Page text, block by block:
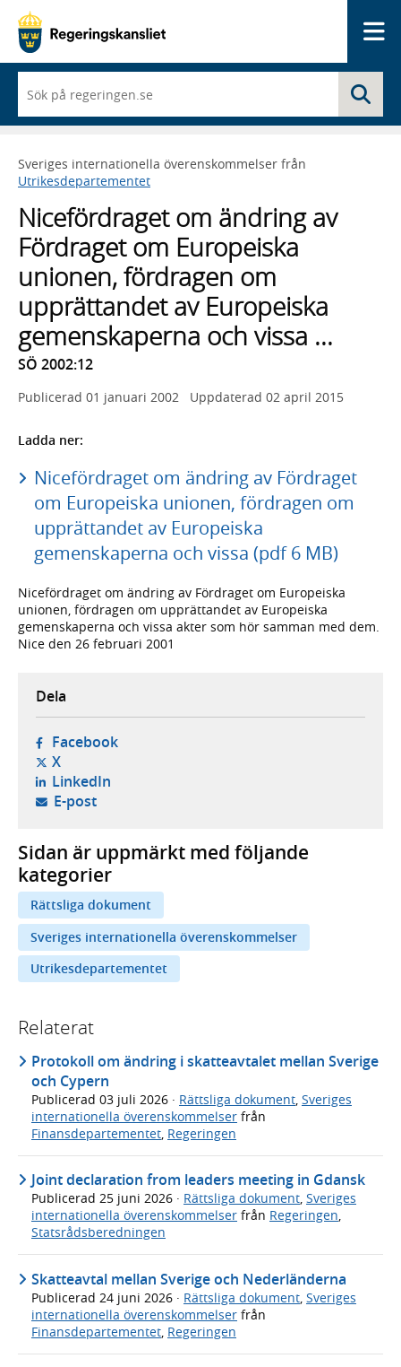
du
börjar
skriva
framträder
en
med
sökförslag
Sveriges internationella överenskommelser från
Utrikesdepartementet
Nicefördraget om ändring av
Fördraget om Europeiska
unionen, fördragen om
upprättandet av Europeiska
gemenskaperna och vissa ...
SÖ 2002:12
Publicerad 01 januari 2002 Uppdaterad 02 april 2015
Ladda ner:
Nicefördraget om ändring av Fördraget
om Europeiska unionen, fördragen om
upprättandet av Europeiska
gemenskaperna och vissa (pdf 6 MB)
Nicefördraget om ändring av Fördraget om Europeiska
unionen, fördragen om upprättandet av Europeiska
gemenskaperna och vissa akter som hör samman med dem.
Nice den 26 februari 2001
Dela
Facebook- öppnas i ny flik, extern webbplats,
X- öppnas i ny flik, extern webbplats,
LinkedIn- öppnas i ny flik, extern webbplats,
E-post- öppnar din e-postklient,
Sidan är uppmärkt med följande
kategorier
Rättsliga dokument
Sveriges internationella överenskommelser
Utrikesdepartementet
Relaterat
Protokoll om ändring i skatteavtalet mellan Sverige
och Cypern
Publicerad 03 juli 2026 · Rättsliga dokument Sveriges
internationella överenskommelser från
Finansdepartementet Regeringen
Joint declaration from leaders meeting in Gdansk
Publicerad 25 juni 2026 · Rättsliga dokument, Sveriges
internationella överenskommelser från Regeringen,
Statsrådsberedningen
Skatteavtal mellan Sverige och Nederländerna
Publicerad 24 juni 2026 · Rättsliga dokument, Sveriges
internationella överenskommelser från
Finansdepartementet, Regeringen